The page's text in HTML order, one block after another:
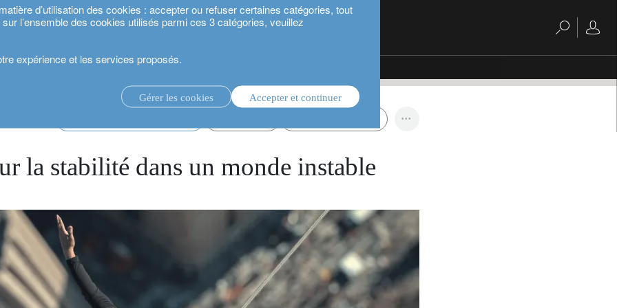
d’utilisation des cookies : accepter ou refuser certaines catégories, tout
l’ensemble des cookies utilisés parmi ces 3 catégories, veuillez
expérience et les services proposés.
Gérer les cookies Accepter et continuer
service de conseil en investissement.
dans un monde instable
la stabilité dans un monde instable